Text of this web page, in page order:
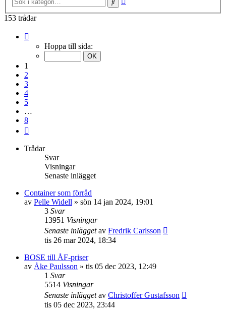
153 trådar
Hoppa till sida:
1
2
3
4
5
…
8
Trådar
Svar
Visningar
Senaste inlägget
Container som förråd
av Pelle Widell » sön 14 jan 2024, 19:01
3 Svar
13951 Visningar
Senaste inläggetav Fredrik Carlsson
tis 26 mar 2024, 18:34
BOSE till ÅF-priser
av Åke Paulsson » tis 05 dec 2023, 12:49
1 Svar
5514 Visningar
Senaste inläggetav Christoffer Gustafsson
tis 05 dec 2023, 23:44